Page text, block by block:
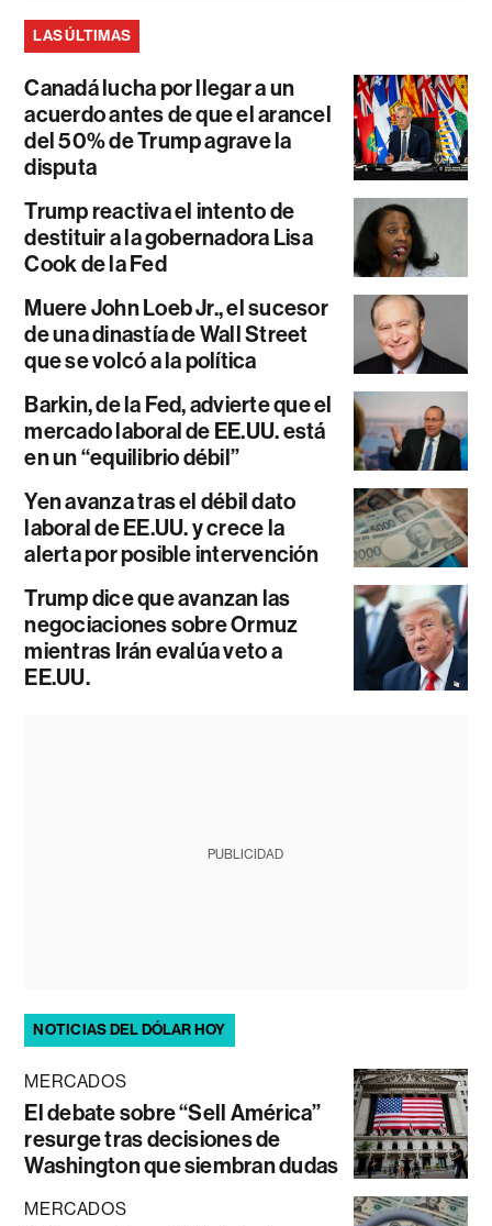
LAS ÚLTIMAS
Canadá lucha por llegar a un
acuerdo antes de que el arancel
del 50% de Trump agrave la
disputa
Trump reactiva el intento de
destituir a la gobernadora Lisa
Cook de la Fed
Muere John Loeb Jr., el sucesor
de una dinastía de Wall Street
que se volcó a la política
Barkin, de la Fed, advierte que el
mercado laboral de EE.UU. está
en un “equilibrio débil”
Yen avanza tras el débil dato
laboral de EE.UU. y crece la
alerta por posible intervención
Trump dice que avanzan las
negociaciones sobre Ormuz
mientras Irán evalúa veto a
EE.UU.
PUBLICIDAD
NOTICIAS DEL DÓLAR HOY
MERCADOS
El debate sobre “Sell América”
resurge tras decisiones de
Washington que siembran dudas
MERCADOS